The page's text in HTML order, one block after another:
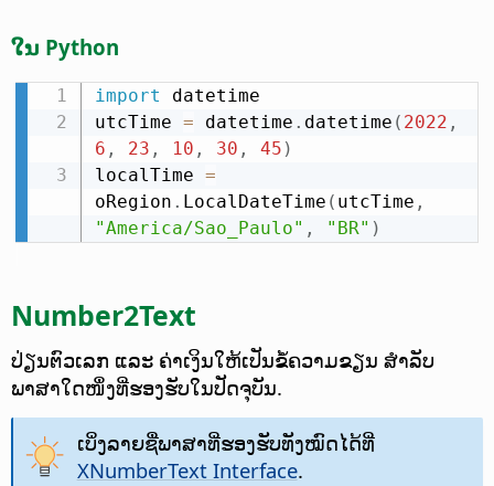
ໃນ Python
import datetime
utcTime = datetime . datetime ( 2022 ,
6 , 23 , 10 , 30 , 45 )
localTime =
oRegion . LocalDateTime ( utcTime ,
"America/Sao_Paulo" , "BR" )
Number2Text
ປ່ຽນຕົວເລກ ແລະ ຄ່າເງິນໃຫ້ເປັນຂໍ້ຄວາມຂຽນ ສຳລັບ
ພາສາໃດໜຶ່ງທີ່ຮອງຮັບໃນປັດຈຸບັນ.
ເບິ່ງລາຍຊື່ພາສາທີ່ຮອງຮັບທັງໝົດໄດ້ທີ່
XNumberText Interface.